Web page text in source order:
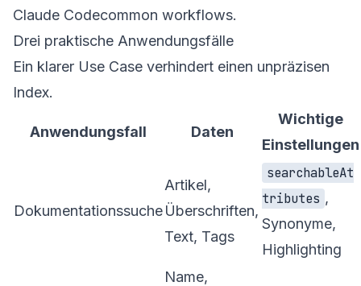
Claude Codecommon workflows.
Drei praktische Anwendungsfälle
Ein klarer Use Case verhindert einen unpräzisen
Index.
Anwendungsfall Daten
Wichtige
Einstellungen
Dokumentationssuche
Artikel,
Überschriften,
Text, Tags
searchableAt
tributes ,
Synonyme,
Highlighting
Name,